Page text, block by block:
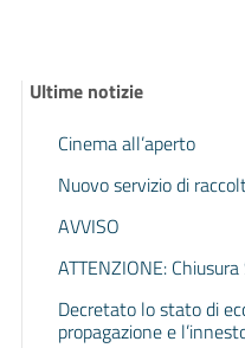
Ultime notizie
Cinema all’aperto
Nuovo servizio di
AVVISO
ATTENZIONE:
Decretato lo stato di
propagazione e